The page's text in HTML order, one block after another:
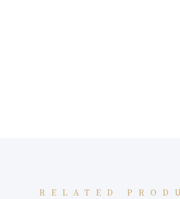
RELATED